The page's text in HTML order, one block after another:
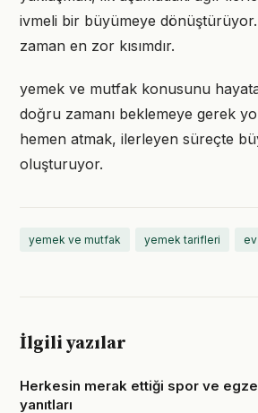
ivmeli bir büyümeye dönüştürüyor.
zaman en zor kısımdır.
yemek ve mutfak konusunu
doğru zamanı beklemeye gerek
hemen atmak, ilerleyen süreçte
oluşturuyor.
yemek ve mutfak yemek tarifleri
İlgili yazılar
Herkesin merak ettiği spor ve
yanıtları